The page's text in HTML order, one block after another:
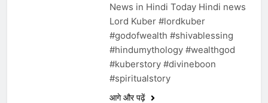
News in Hindi Today Hindi news
Lord Kuber #lordkuber
#godofwealth #shivablessing
#hindumythology #wealthgod
#kuberstory #divineboon
#spiritualstory
आगे और पढ़ें